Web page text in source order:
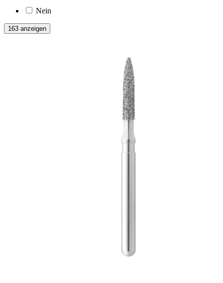
Nein
163 anzeigen